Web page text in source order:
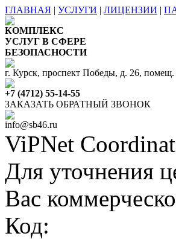
ГЛАВНАЯ | УСЛУГИ | ЛИЦЕНЗИИ |
КОМПЛЕКС
УСЛУГ В СФЕРЕ
БЕЗОПАСНОСТИ
г. Курск, проспект Победы, д. 26,
+7 (4712) 55-14-55
ЗАКАЗАТЬ ОБРАТНЫЙ ЗВОНОК
info@sb46.ru
ViPNet
Для уточнения
Вас
Код: